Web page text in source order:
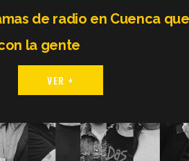
de radio en Cuenca que
la gente
VER +